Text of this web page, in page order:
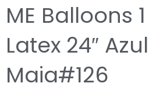
ME Balloons
Latex 24″ Azul
Maia#126